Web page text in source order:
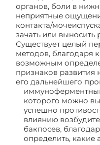
органов, боли в
неприятные
контакта/
зачать или выносить
Существует целый
методов, благодаря
возможным
признаков развития
его дальнейшего
которого можно
успешно
влиянию
бакпосев,
определить,